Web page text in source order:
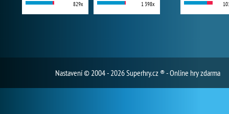
829x 1 398x
Nastavení© 2004 - 2026 Superhry.cz ® - Online hry zdarma